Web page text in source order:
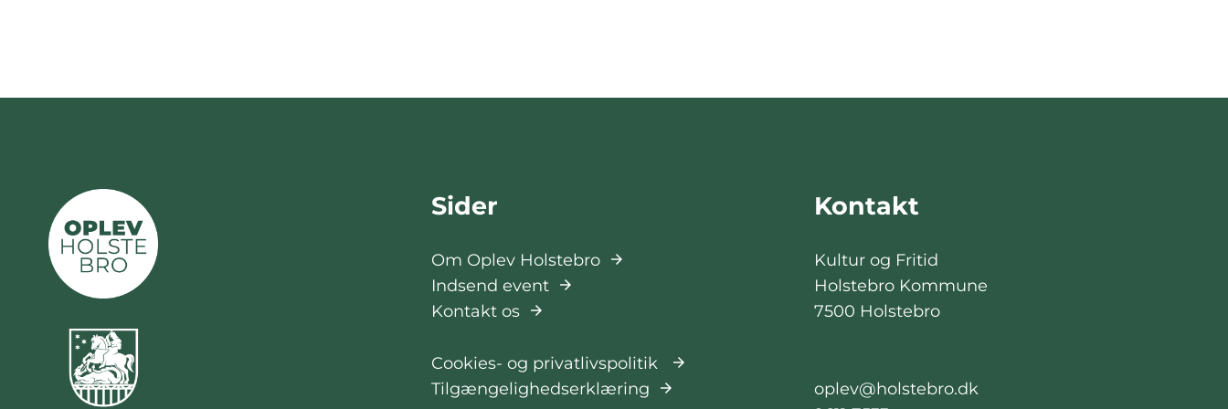
Sider
Om Oplev Holstebro
Indsend event
Kontakt os
Cookies- og privatlivspolitik
Tilgængelighedserklæring
Kontakt
Kultur og Fritid
Holstebro Kommune
7500 Holstebro
oplev@holstebro.dk